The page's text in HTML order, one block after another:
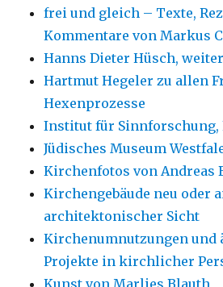
frei und gleich – Texte,
Kommentare von Markus
Hanns Dieter Hüsch,
Hartmut Hegeler zu allen
Hexenprozesse
Institut für Sinnforschung,
Jüdisches Museum
Kirchenfotos von Andreas
Kirchengebäude neu oder
architektonischer Sicht
Kirchenumnutzungen und
Projekte in kirchlicher